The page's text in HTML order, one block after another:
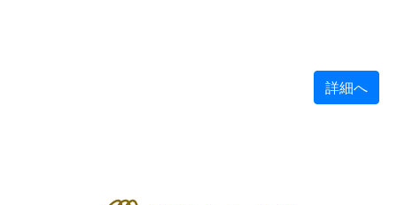
詳細へ